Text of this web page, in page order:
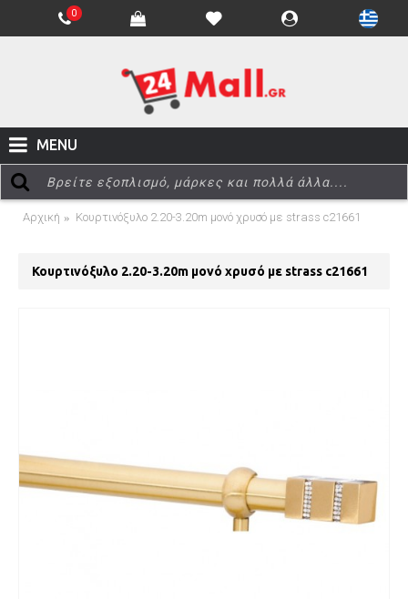
0
MENU
Αρχική Κουρτινόξυλο 2.20-3.20m μονό χρυσό με strass c21661
Κουρτινόξυλο 2.20-3.20m μονό χρυσό με strass c21661